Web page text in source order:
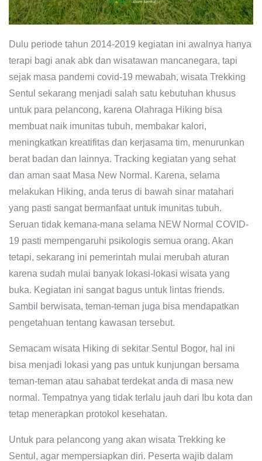
Dulu periode tahun 2014-2019 kegiatan ini awalnya hanya
terapi bagi anak abk dan wisatawan mancanegara, tapi
sejak masa pandemi covid-19 mewabah, wisata Trekking
Sentul sekarang menjadi salah satu kebutuhan khusus
untuk para pelancong, karena Olahraga Hiking bisa
membuat naik imunitas tubuh, membakar kalori,
meningkatkan kreatifitas dan kerjasama tim, menurunkan
berat badan dan lainnya. Tracking kegiatan yang sehat
dan aman saat Masa New Normal. Karena, selama
melakukan Hiking, anda terus di bawah sinar matahari
yang pasti sangat bermanfaat untuk imunitas tubuh.
Seruan tidak kemana-mana selama NEW Normal COVID-
19 pasti mempengaruhi psikologis semua orang. Akan
tetapi, sekarang ini pemerintah mulai merubah aturan
karena sudah mulai banyak lokasi-lokasi wisata yang
buka. Kegiatan ini sangat bagus untuk lintas friends.
Sambil berwisata, teman-teman juga bisa mendapatkan
pengetahuan tentang kawasan tersebut.
Semacam wisata Hiking di sekitar Sentul Bogor, hal ini
bisa menjadi lokasi yang pas untuk kunjungan bersama
teman-teman atau sahabat terdekat anda di masa new
normal. Tempatnya yang tidak terlalu jauh dari Ibu kota dan
tetap menerapkan protokol kesehatan.
Untuk para pelancong yang akan wisata Trekking ke
Sentul, agar mempersiapkan diri. Peserta wajib dalam